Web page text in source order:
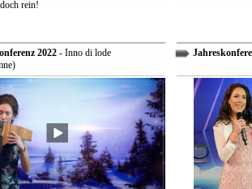
rein!
2022- Inno di lode